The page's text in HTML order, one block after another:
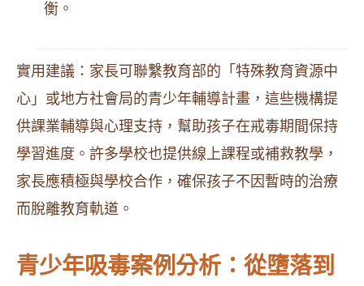
衡。
實用建議：家長可聯繫教育部的「特殊教育資源中
心」或地方社會局的青少年輔導計畫，這些機構提
供課業輔導與心理支持，幫助孩子在戒毒期間保持
學習進度。許多學校也提供線上課程或補救教學，
家長應積極與學校合作，確保孩子不因暫時的治療
而脫離教育軌道。
青少年吸毒案例分析：從墮落到